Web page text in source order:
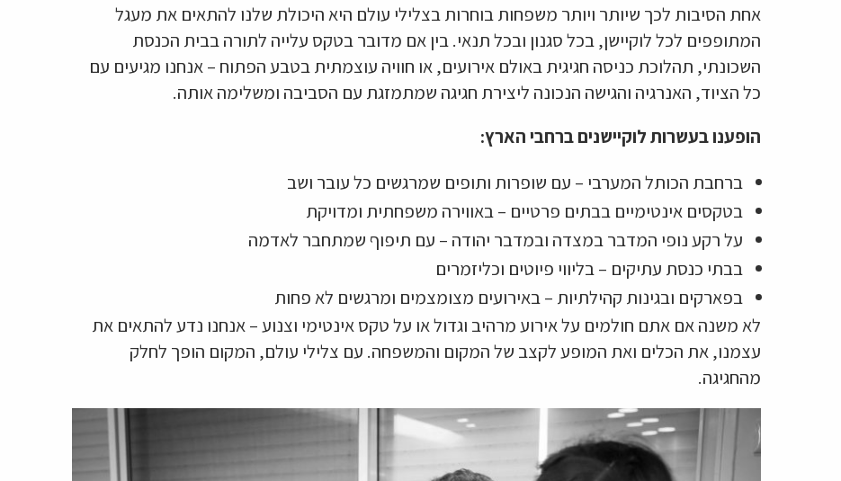
אחת הסיבות לכך שיותר ויותר משפחות בוחרות בצלילי עולם היא היכולת שלנו להתאים את מעגל
המתופפים לכל לוקיישן, בכל סגנון ובכל תנאי. בין אם מדובר בטקס עלייה לתורה בבית הכנסת
השכונתי, תהלוכת כניסה חגיגית באולם אירועים, או חוויה עוצמתית בטבע הפתוח – אנחנו מגיעים עם
כל הציוד, האנרגיה והגישה הנכונה ליצירת חגיגה שמתמזגת עם הסביבה ומשלימה אותה.
הופענו בעשרות לוקיישנים ברחבי הארץ:
ברחבת הכותל המערבי – עם שופרות ותופים שמרגשים כל עובר ושב
בטקסים אינטימיים בבתים פרטיים – באווירה משפחתית ומדויקת
על רקע נופי המדבר במצדה ובמדבר יהודה – עם תיפוף שמתחבר לאדמה
בבתי כנסת עתיקים – בליווי פיוטים וכליזמרים
בפארקים ובגינות קהילתיות – באירועים מצומצמים ומרגשים לא פחות
לא משנה אם אתם חולמים על אירוע מרהיב וגדול או על טקס אינטימי וצנוע – אנחנו נדע להתאים את
עצמנו, את הכלים ואת המופע לקצב של המקום והמשפחה. עם צלילי עולם, המקום הופך לחלק
מהחגיגה.